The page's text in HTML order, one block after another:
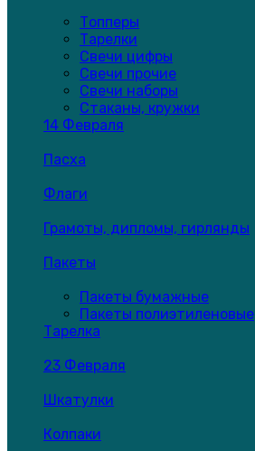
Топперы
Тарелки
Свечи цифры
Свечи прочие
Свечи наборы
Стаканы, кружки
14 Февраля
Пасха
Флаги
Грамоты, дипломы, гирлянды
Пакеты
Пакеты бумажные
Пакеты полиэтиленовые
Тарелка
23 Февраля
Шкатулки
Колпаки